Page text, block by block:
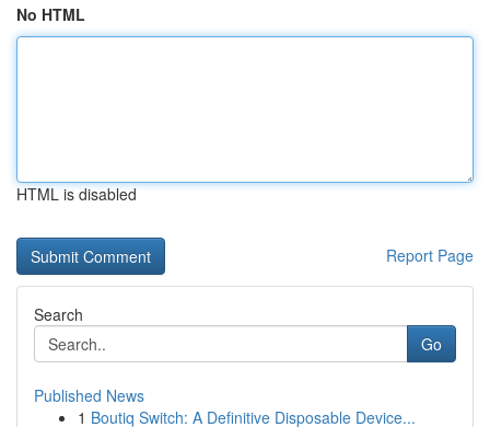
No HTML
HTML is disabled
Report Page
Search
Go
Published News
1 Boutiq Switch: A Definitive Disposable Device...